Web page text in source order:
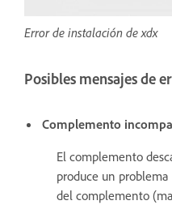
Error de instalación de xdx
Posibles mensajes de
Complemento
El complemento
produce un
del complemento